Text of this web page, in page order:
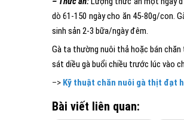
dò 61-150 ngày cho ăn 45-80g/con.
sinh sản 2-3 bữa/ngày đêm.
Gà ta thường nuôi thả hoặc bán
sát diều gà buổi chiều trước lúc vào
–> Kỹ thuật chăn nuôi gà thịt đạt
Bài viết liên quan: